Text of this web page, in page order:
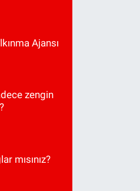
Ajansı
zengin
mısınız?